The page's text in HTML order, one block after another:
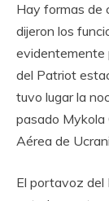
Hay formas de
dijeron los
evidentemente
del Patriot
tuvo lugar la
pasado Mykola
Aérea de
El portavoz del